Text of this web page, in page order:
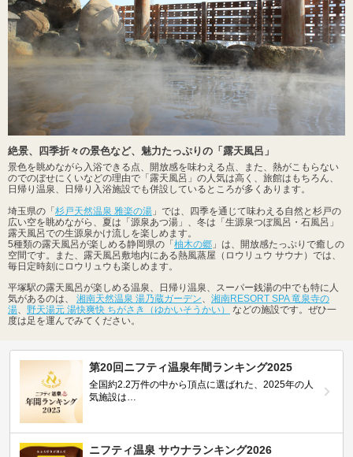
絶景、四季折々の景色など、魅力たっぷりの「露天風呂」
景色を眺めながら入浴できる点、開放感を味わえる点、また、熱がこもらない
のでのぼせにくいなどの理由で「露天風呂」の人気は高く、旅館はもちろん、
日帰り温泉、日帰り入浴施設でも併設しているところが多くあります。
埼玉県の「 杉戸天然温泉 雅楽の湯 」では、四季を通じて味わえる自然と杉戸の
広い空を眺めながら、夏は「源泉あつ湯」、冬は「生源泉つぼ風呂・石風呂」
露天風呂での生源泉かけ流しを楽しめます。
5種類の露天風呂が楽しめる静岡県の「 柚木の郷 」は、開放感たっぷりで癒しの
空間です。また、露天風呂敷地内にある熱風蒸屋（ロウリュウ サウナ）では、
毎日定時刻にロウリュウも楽しめます。
平塚駅の露天風呂が楽しめる温泉、日帰り温泉、スーパー銭湯の中でも特に人
気があるのは、 湘南天然温泉 湯乃蔵ガーデン、 湘南RESORT SPA 竜泉寺の
湯、 野天湯元 湯快爽快 ちがさき（ゆかいそうかい）
などの施設です。ぜひ一
度は足を運んでみてください。
第20回ニフティ温泉年間ランキング2025
全国約2.2万件の中から頂点に選ばれた、2025年の人
気施設は…
ニフティ温泉 サウナランキング2026